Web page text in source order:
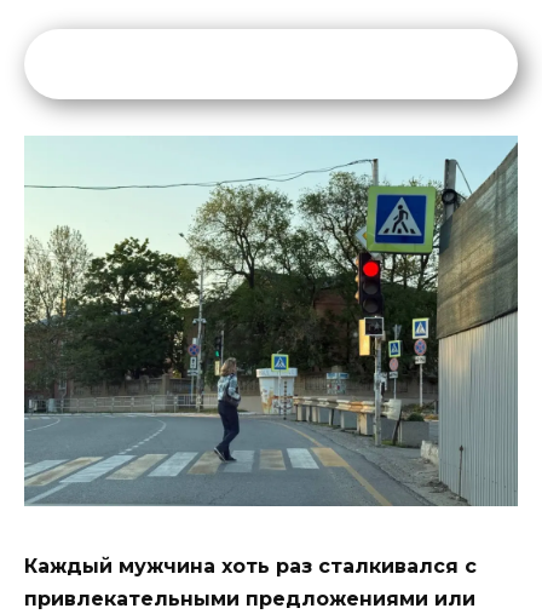
Каждый мужчина хоть раз сталкивался с
привлекательными предложениями или